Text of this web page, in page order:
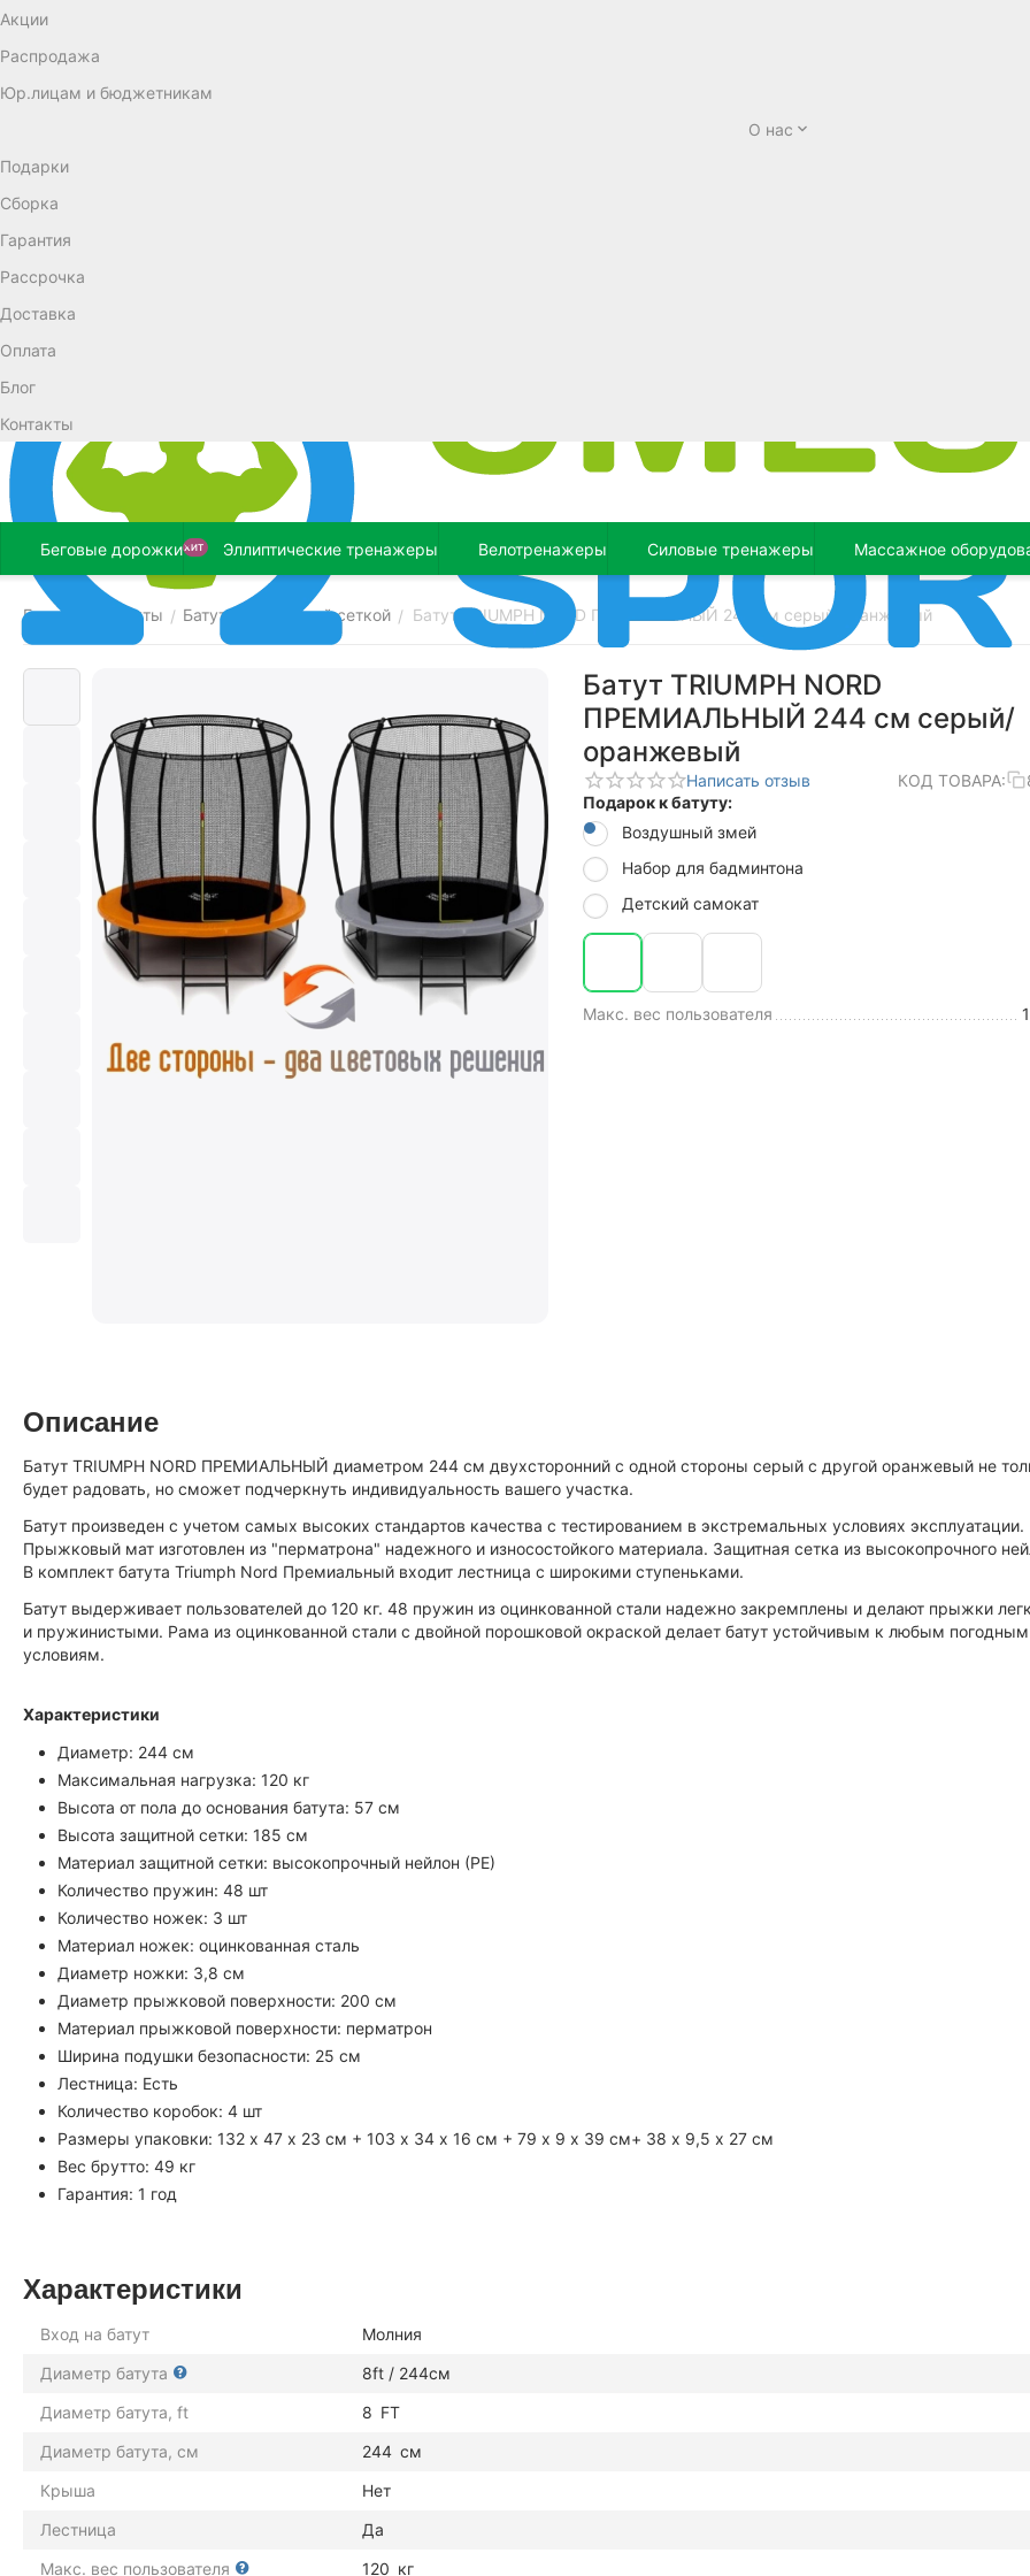
Акции
Распродажа
Юр.лицам и бюджетникам
О нас
Подарки
Сборка
Гарантия
Рассрочка
Доставка
Оплата
Блог
Контакты
Беговые дорожкиХИТ Эллиптические тренажеры Велотренажеры Силовые тренажеры Массажное
Главная Батуты / Батуты с защитной сеткой / Бaтут TRIUMPH NORD ПРЕМИАЛЬНЫЙ 244 cм серый/оранжевый
Бaтут TRIUMPH NORD
ПРЕМИАЛЬНЫЙ 244 cм серый/
оранжевый
Написать отзыв КОД ТОВАРА:
Подарок к батуту:
Воздушный змей
Набор для бадминтона
Детский самокат
Макс. вес пользователя
Описание
Бaтут TRIUMPH NORD ПРЕМИАЛЬНЫЙ диаметром 244 cм двухсторонний с одной стороны серый с другой оранжевый не
будет радовать, но сможет подчеркнуть индивидуальность вашего участка.
Батут произведен с учетом самых высоких стандартов качества с тестированием в экстремальных условиях эксплуатации.
Прыжковый мат изготовлен из "перматрона" надежного и износостойкого материала. Защитная сетка из высокопрочного
В комплект батута Triumph Nord Премиальный входит лестница с широкими ступеньками.
Батут выдерживает пользователей до 120 кг. 48 пружин из оцинкованной стали надежно закремплены и делают прыжки
и пружинистыми. Рама из оцинкованной стали с двойной порошковой окраской делает батут устойчивым к любым погодным
условиям.
Характеристики
Диаметр: 244 см
Максимальная нагрузка: 120 кг
Высота от пола до основания батута: 57 см
Высота защитной сетки: 185 см
Материал защитной сетки: высокопрочный нейлон (РЕ)
Количество пружин: 48 шт
Количество ножек: 3 шт
Материал ножек: оцинкованная сталь
Диаметр ножки: 3,8 см
Диаметр прыжковой поверхности: 200 см
Материал прыжковой поверхности: перматрон
Ширина подушки безопасности: 25 см
Лестница: Есть
Количество коробок: 4 шт
Размеры упаковки: 132 х 47 х 23 см + 103 х 34 х 16 см + 79 х 9 х 39 см+ 38 х 9,5 х 27 см
Вес брутто: 49 кг
Гарантия: 1 год
Характеристики
Вход на батут
Молния
Диаметр батута
8ft / 244см
Диаметр батута, ft
8 FT
Диаметр батута, см
244 см
Крыша
Нет
Лестница
Да
Макс. вес пользователя
120 кг